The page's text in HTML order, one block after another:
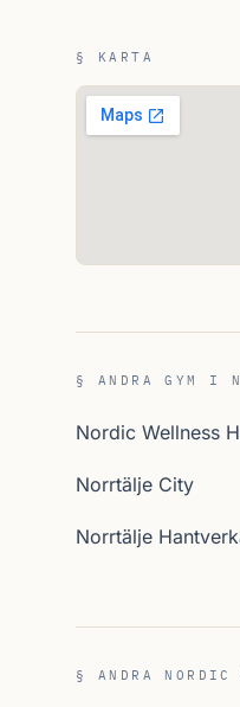
§ KARTA
§ ANDRA GYM I
Nordic Wellness
Norrtälje City
Norrtälje
§ ANDRA NORDIC